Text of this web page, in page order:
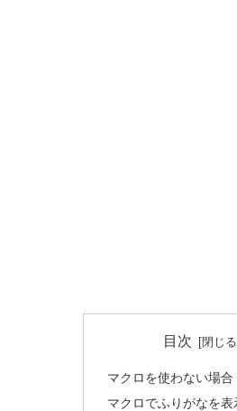
目次
マクロを使わない場合
マクロでふりがなを表